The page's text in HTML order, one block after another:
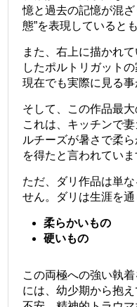
憶と過去の記憶が混
態”を表現していると
また、右上に描かれ
したポルトリガット
現在でも実際に見る事
そして、この作品最大
これは、キッチンで
ルチーズが暑さで柔
を得たと言われていま
ただ、ダリ作品は単
せん。ダリは生涯を通
柔らかいもの
硬いもの
この両極への強い執
には、幼少期から抱